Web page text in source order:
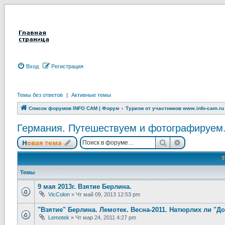
Вход Регистрация
Темы без ответов | Активные темы
Список форумов INFO CAM | Форум Туризм от участников www.info-cam.ru
Германия. Путешествуем и
Новая тема
Новаятема Поиск
Темы
9 мая 2013г. Взятие Берлина.
VicColon » Чт май 09, 2013 12:53 pm
"Взятие" Берлина. Лемотек. Весна-2011. Натюрлих ли
Lemotek » Чт мар 24, 2011 4:27 pm